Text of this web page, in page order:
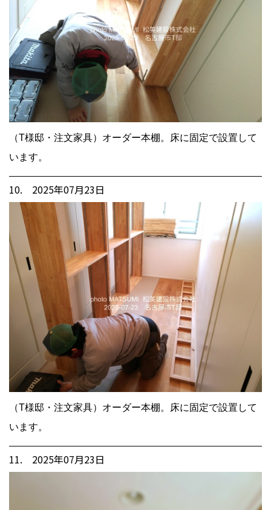
（T様邸・注文家具）オーダー本棚。床に固定で設置して
います。
10. 2025年07月23日
（T様邸・注文家具）オーダー本棚。床に固定で設置して
います。
11. 2025年07月23日